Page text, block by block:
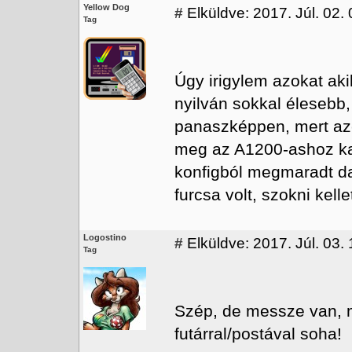
Yellow Dog
Tag # Elküldve: 2017. Júl. 02.
Úgy irigylem azokat
nyilván sokkal
panaszképpen, mert
meg az A1200-ashoz
konfigból megmaradt
furcsa volt, szokni
Logostino
Tag # Elküldve: 2017. Júl. 03.
Szép, de messze van,
futárral/postával soha!